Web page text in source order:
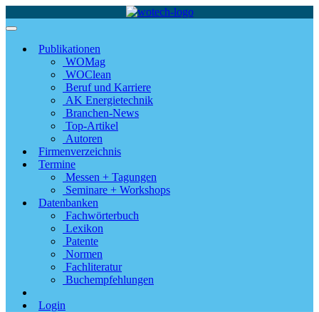
Publikationen
WOMag
WOClean
Beruf und Karriere
AK Energietechnik
Branchen-News
Top-Artikel
Autoren
Firmenverzeichnis
Termine
Messen + Tagungen
Seminare + Workshops
Datenbanken
Fachwörterbuch
Lexikon
Patente
Normen
Fachliteratur
Buchempfehlungen
Login